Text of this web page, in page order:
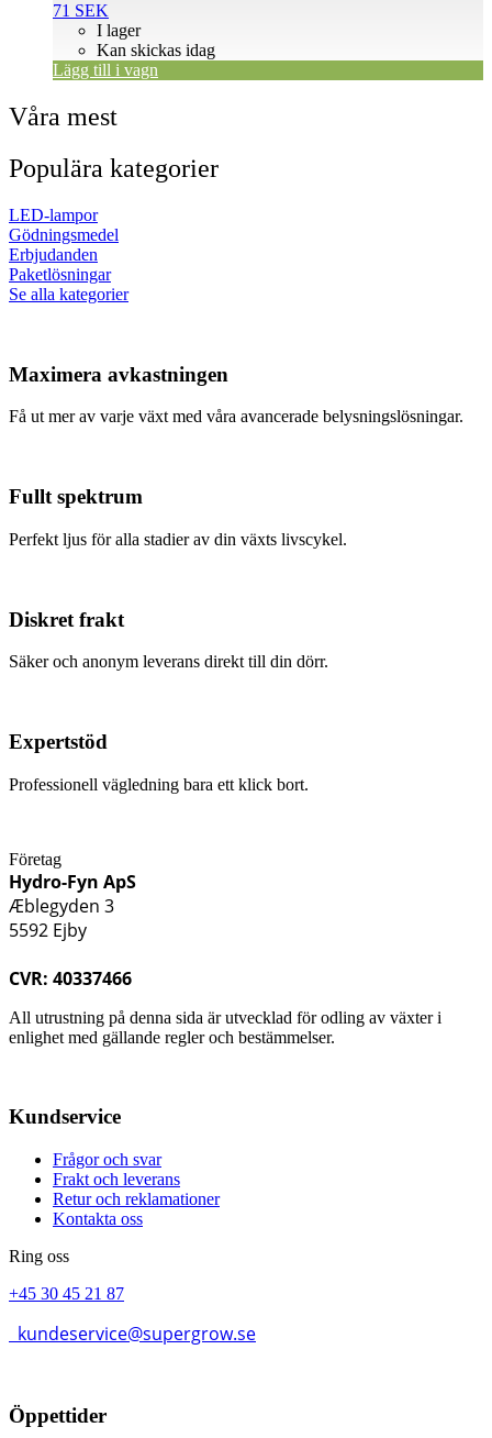
71 SEK
I lager
Kan skickas idag
Lägg till i vagn
Våra mest
Populära kategorier
LED-lampor
Gödningsmedel
Erbjudanden
Paketlösningar
Se alla kategorier
Maximera avkastningen
Få ut mer av varje växt med våra avancerade belysningslösningar.
Fullt spektrum
Perfekt ljus för alla stadier av din växts livscykel.
Diskret frakt
Säker och anonym leverans direkt till din dörr.
Expertstöd
Professionell vägledning bara ett klick bort.
Företag
Hydro-Fyn ApS
Æblegyden 3
5592 Ejby
CVR: 40337466
All utrustning på denna sida är utvecklad för odling av växter i
enlighet med gällande regler och bestämmelser.
Kundservice
Frågor och svar
Frakt och leverans
Retur och reklamationer
Kontakta oss
Ring oss
+45 30 45 21 87
kundeservice@supergrow.se
Öppettider